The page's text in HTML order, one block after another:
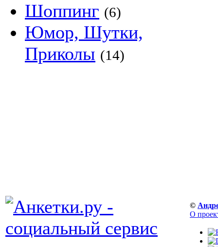
Шоппинг (6)
Юмор, Шутки,
Приколы (14)
©
О